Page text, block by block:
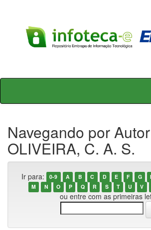
Skip
Navegando por Autor
OLIVEIRA, C. A. S.
Ir para: 0-9 A B C D E F G
M
N O P Q R S T U V
ou entre com as primeiras